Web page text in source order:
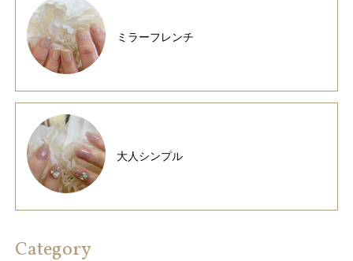
ミラーフレンチ
大人シンプル
Category